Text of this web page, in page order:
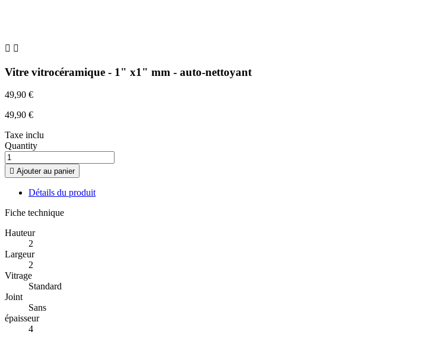
 
Vitre vitrocéramique - 1" x1" mm - auto-nettoyant
49,90 €
49,90 €
Taxe inclu
Quantity
 Ajouter au panier
Détails du produit
Fiche technique
Hauteur
2
Largeur
2
Vitrage
Standard
Joint
Sans
épaisseur
4